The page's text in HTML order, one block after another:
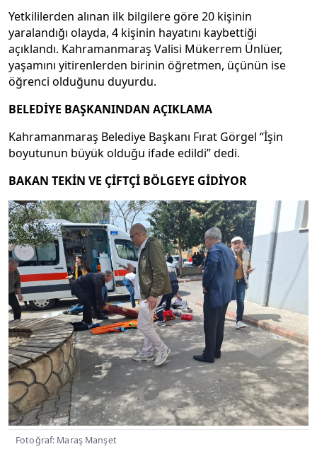
Yetkililerden alınan ilk bilgilere göre 20 kişinin
yaralandığı olayda, 4 kişinin hayatını kaybettiği
açıklandı. Kahramanmaraş Valisi Mükerrem Ünlüer,
yaşamını yitirenlerden birinin öğretmen, üçünün ise
öğrenci olduğunu duyurdu.
BELEDİYE BAŞKANINDAN AÇIKLAMA
Kahramanmaraş Belediye Başkanı Fırat Görgel “İşin
boyutunun büyük olduğu ifade edildi” dedi.
BAKAN TEKİN VE ÇİFTÇİ BÖLGEYE GİDİYOR
Fotoğraf: Maraş Manşet